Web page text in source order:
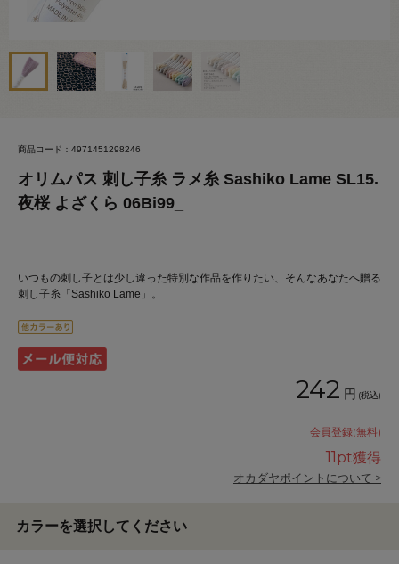
商品コード：4971451298246
オリムパス 刺し子糸 ラメ糸 Sashiko Lame SL15.
夜桜 よざくら 06Bi99_
いつもの刺し子とは少し違った特別な作品を作りたい、そんなあなたへ贈る
刺し子糸「Sashiko Lame」。
242 円 (税込)
会員登録(無料)
11pt獲得
オカダヤポイントについて >
カラーを選択してください